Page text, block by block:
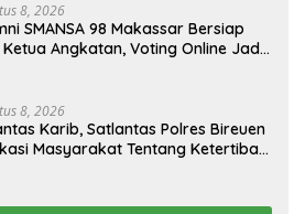
8, 2026
SMANSA 98 Makassar Bersiap
Ketua Angkatan, Voting Online Jadi
8, 2026
Karib, Satlantas Polres Bireuen
Masyarakat Tentang Ketertiban